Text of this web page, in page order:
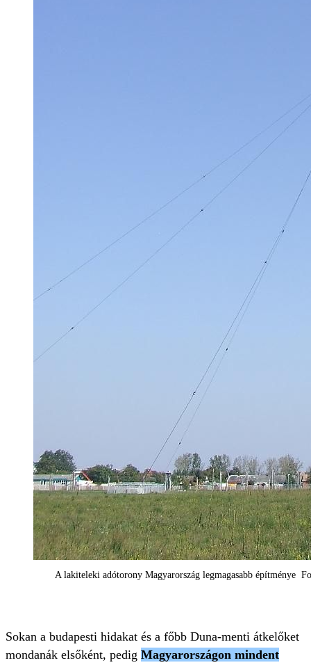
A lakiteleki adótorony Magyarország legmagasabb építménye
Sokan a budapesti hidakat és a főbb Duna-menti átkelőket
mondanák elsőként, pedig Magyarországon mindent